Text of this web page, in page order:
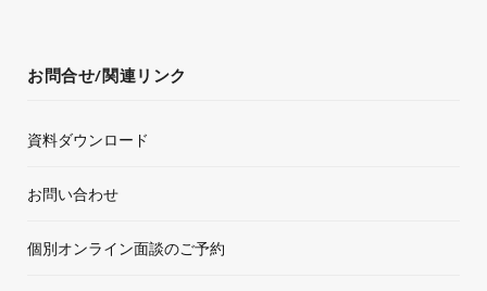
お問合せ/関連リンク
資料ダウンロード
お問い合わせ
個別オンライン面談のご予約